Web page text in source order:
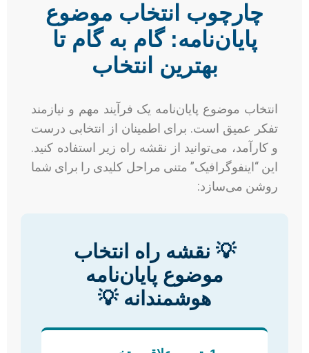
چارچوب انتخاب موضوع
پایان‌نامه: گام به گام تا
بهترین انتخاب
انتخاب موضوع پایان‌نامه یک فرآیند مهم و نیازمند
تفکر عمیق است. برای اطمینان از انتخابی درست
و کارآمد، می‌توانید از نقشه راه زیر استفاده کنید.
این “اینفوگرافیک” متنی مراحل کلیدی را برای شما
روشن می‌سازد:
💡 نقشه راه انتخاب
موضوع پایان‌نامه
هوشمندانه 💡